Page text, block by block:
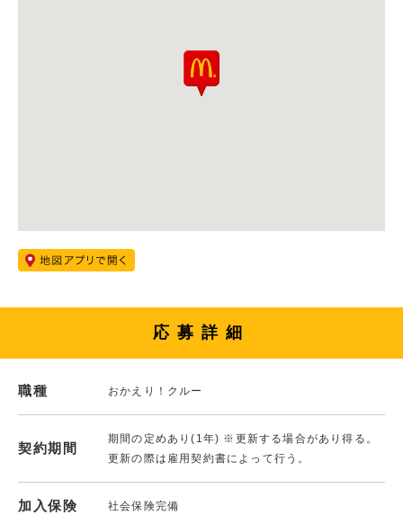
応募詳細
職種 おかえり！クルー
契約期間
期間の定めあり(1年) ※更新する場合があり得る。
更新の際は雇用契約書によって行う。
加入保険 社会保険完備